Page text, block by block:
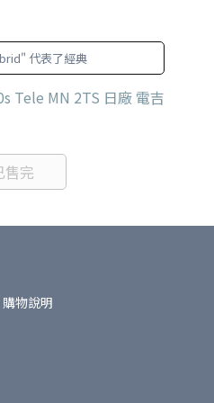
代表了經典
Tele MN 2TS 日廠 電吉
售完
購物說明